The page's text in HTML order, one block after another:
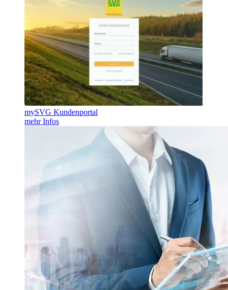
mySVG Kundenportal
mehr Infos